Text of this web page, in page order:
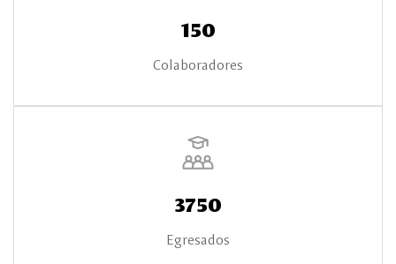
150
Colaboradores
3750
Egresados